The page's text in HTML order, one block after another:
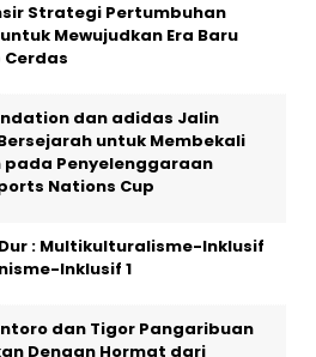
Strategi Pertumbuhan
Mewujudkan Era Baru
Cerdas
dan adidas Jalin
untuk Membekali
pada Penyelenggaraan
Nations Cup
: Multikulturalisme-Inklusif
Inklusif 1
dan Tigor Pangaribuan
Dengan Hormat dari